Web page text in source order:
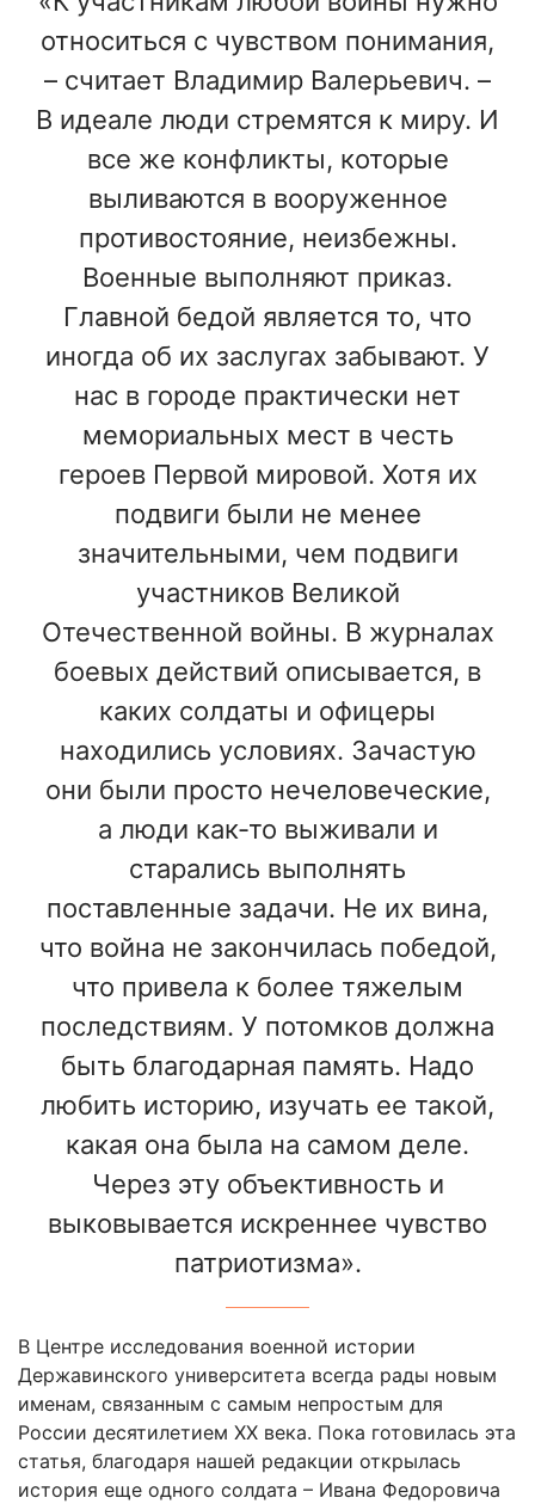
относиться с чувством понимания,
– считает Владимир Валерьевич. –
В идеале люди стремятся к миру. И
все же конфликты, которые
выливаются в вооруженное
противостояние, неизбежны.
Военные выполняют приказ.
Главной бедой является то, что
иногда об их заслугах забывают. У
нас в городе практически нет
мемориальных мест в честь
героев Первой мировой. Хотя их
подвиги были не менее
значительными, чем подвиги
участников Великой
Отечественной войны. В журналах
боевых действий описывается, в
каких солдаты и офицеры
находились условиях. Зачастую
они были просто нечеловеческие,
а люди как-то выживали и
старались выполнять
поставленные задачи. Не их вина,
что война не закончилась победой,
что привела к более тяжелым
последствиям. У потомков должна
быть благодарная память. Надо
любить историю, изучать ее такой,
какая она была на самом деле.
Через эту объективность и
выковывается искреннее чувство
патриотизма».
В Центре исследования военной истории
Державинского университета всегда рады новым
именам, связанным с самым непростым для
России десятилетием ХХ века. Пока готовилась эта
статья, благодаря нашей редакции открылась
история еще одного солдата – Ивана Федоровича